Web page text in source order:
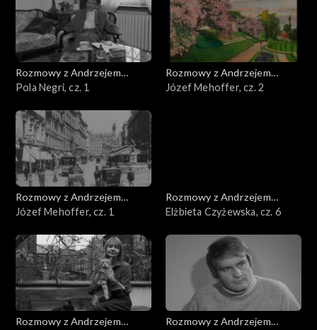
Rozmowy z Andrzejem
Doboszem
Pola Negri, cz. 1
Rozmowy z Andrzejem
Doboszem
Józef Mehoffer, cz. 2
Rozmowy z Andrzejem
Doboszem
Józef Mehoffer, cz. 1
Rozmowy z Andrzejem
Doboszem
Elżbieta Czyżewska, cz. 6
Rozmowy z Andrzejem
Rozmowy z Andrzejem